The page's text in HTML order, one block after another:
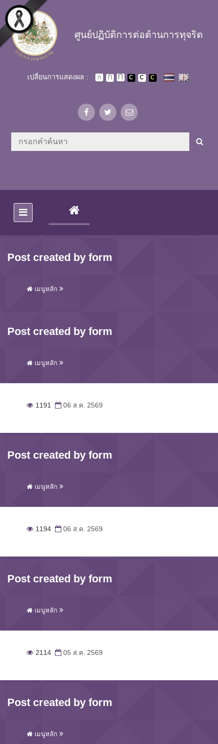
Skip to main content
ศูนย์ปฏิบัติการต่อต้านการทุจริต
เปลี่ยนการแสดงผล :
(CURRENT)
Post created by form
เมนูหลัก
Post created by form
เมนูหลัก
1191 06 ส.ค. 2569
Post created by form
เมนูหลัก
1194 06 ส.ค. 2569
Post created by form
เมนูหลัก
2114 05 ส.ค. 2569
Post created by form
เมนูหลัก